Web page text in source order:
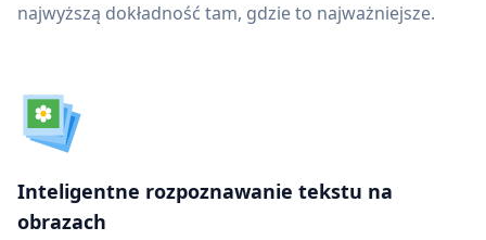
najwyższą dokładność tam, gdzie to najważniejsze.
Inteligentne rozpoznawanie tekstu na
obrazach